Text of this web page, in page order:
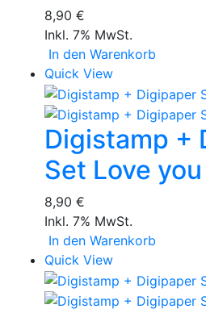
8,90 €
Inkl. 7% MwSt.
In den Warenkorb
Quick View
Digistamp +
Set Love
8,90 €
Inkl. 7% MwSt.
In den Warenkorb
Quick View